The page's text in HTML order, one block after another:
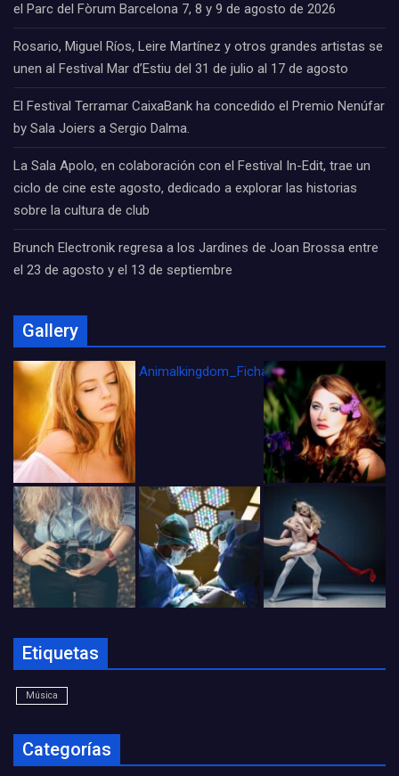
el Parc del Fòrum Barcelona 7, 8 y 9 de agosto de 2026
Rosario, Miguel Ríos, Leire Martínez y otros grandes artistas se
unen al Festival Mar d’Estiu del 31 de julio al 17 de agosto
El Festival Terramar CaixaBank ha concedido el Premio Nenúfar
by Sala Joiers a Sergio Dalma.
La Sala Apolo, en colaboración con el Festival In-Edit, trae un
ciclo de cine este agosto, dedicado a explorar las historias
sobre la cultura de club
Brunch Electronik regresa a los Jardines de Joan Brossa entre
el 23 de agosto y el 13 de septiembre
Gallery
Animalkingdom_FichaCine
Etiquetas
Música
Categorías